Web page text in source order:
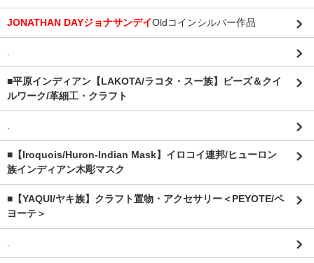
JONATHAN DAYジョナサンデイOldコインシルバー作品
.
■平原インディアン【LAKOTA/ラコタ・スー族】ビーズ＆クイ
ルワーク/革細工・クラフト
.
■【Iroquois/Huron-Indian Mask】イロコイ連邦/ヒューロン
族インディアン木彫マスク
■【YAQUI/ヤキ族】クラフト置物・アクセサリー＜PEYOTE/ペ
ヨーテ＞
.